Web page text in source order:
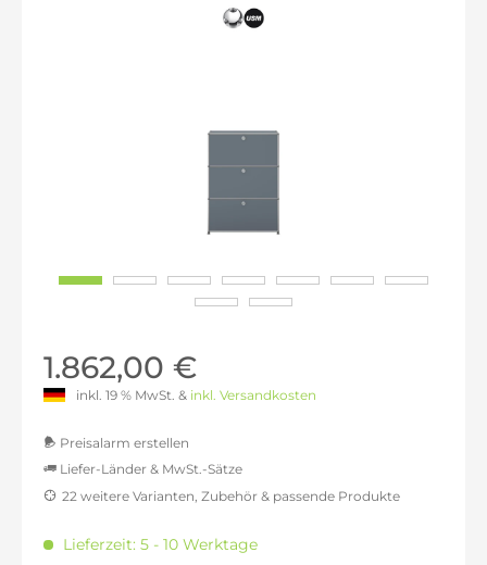
1.862,00 €
inkl. 19 % MwSt. & inkl. Versandkosten
Preisalarm erstellen
Liefer-Länder & MwSt.-Sätze
inkl. 16% MwSt.: 1.815,06 €
inkl. 20% MwSt.: 1.877,65 €
22 weitere Varianten, Zubehör & passende Produkte
Lieferzeit: 5 - 10 Werktage